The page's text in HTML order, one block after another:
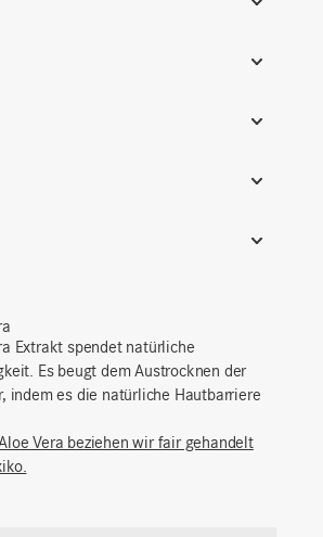
Extrakt spendet natürliche
Es beugt dem Austrocknen der
indem es die natürliche Hautbarriere
Vera beziehen wir fair gehandelt